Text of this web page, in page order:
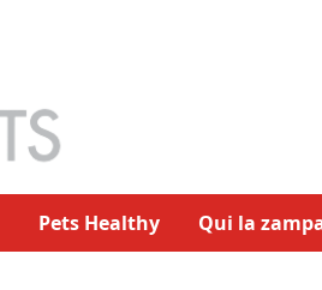
Pets Healthy Qui la